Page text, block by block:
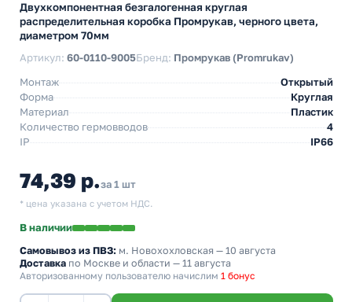
Двухкомпонентная безгалогенная круглая
распределительная коробка Промрукав, черного цвета,
диаметром 70мм
Артикул: 60-0110-9005Бренд: Промрукав (Promrukav)
Монтаж
Открытый
Форма
Круглая
Материал
Пластик
Количество гермовводов
4
IP
IP66
74,39 р.за 1 шт
* цена указана с учетом НДС.
В наличии
Самовывоз из ПВЗ: м. Новохохловская — 10 августа
Доставка по Москве и области — 11 августа
Авторизованному пользователю начислим 1 бонус